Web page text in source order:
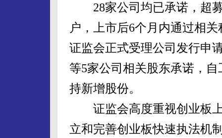
28家公司均已承诺，超募
户，上市后6个月内通过相
证监会正式受理公司发行申
等5家公司相关股东承诺，
持新增股份。
证监会高度重视创业板上
立和完善创业板快速执法机